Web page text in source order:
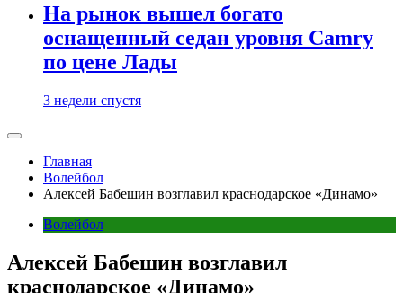
На рынок вышел богато
оснащенный седан уровня Camry
по цене Лады
3 недели спустя
Главная
Волейбол
Алексей Бабешин возглавил краснодарское «Динамо»
Волейбол
Алексей Бабешин возглавил
краснодарское «Динамо»